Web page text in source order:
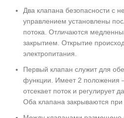
Два клапана безопасности с
управлением установлены
потока. Отличаются
закрытием. Открытие
электропитания.
Первый клапан служит для
функции. Имеет 2 положения
отсекает поток и регулирует
Оба клапана закрываются при